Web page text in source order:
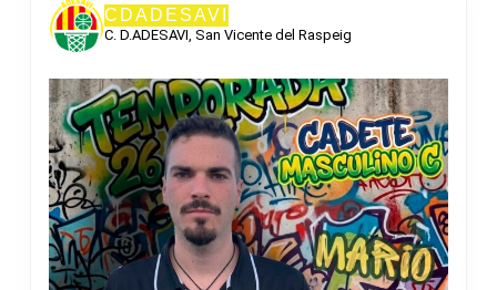
CDADESAVI
C. D.ADESAVI, San Vicente del Raspeig